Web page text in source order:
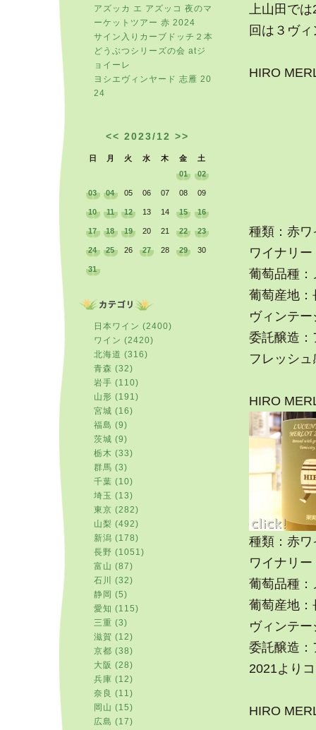
アズッカ エ アズッコ 夜のマ
ーケットツアー 赤 2024
サイン入りカーブドッチ２本
どうぶつシリーズの会 atジ
ョイーレ
ヨシエヴィンヤード 志雁 20
24
<< 2023/12 >>
日 月 火 水 木 金
土
01
02
03 04 05 06 07 08 09
10 11 12 13 14 15 16
17 18 19 20 21 22 23
24 25 26 27 28 29 30
31
日本ワイン (2400)
ワイン (2420)
北海道 (316)
青森 (32)
岩手 (110)
山形 (191)
宮城 (16)
福島 (9)
茨城 (9)
栃木 (33)
群馬 (3)
千葉 (10)
埼玉 (13)
東京 (282)
山梨 (492)
新潟 (178)
長野 (1051)
富山 (87)
石川 (32)
静岡 (5)
愛知 (115)
三重 (3)
滋賀 (12)
京都 (38)
大阪 (28)
兵庫 (12)
奈良 (11)
岡山 (15)
広島 (17)
上山田で
回は３ヴ
HIRO
種類：赤ワ
ワイナリ
葡萄品種：
葡萄産地
ヴィンテ
委託醸造
フレッシ
HIRO
種類：赤ワ
ワイナリ
葡萄品種：
葡萄産地
ヴィンテ
委託醸造
2021より
HIRO